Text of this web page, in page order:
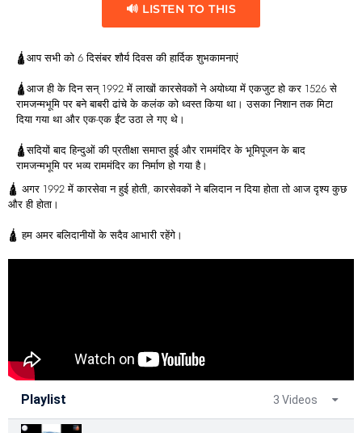
🔊 LISTEN TO THIS
🛕आप सभी को 6 दिसंबर शौर्य दिवस की हार्दिक शुभकामनाएं
🛕आज ही के दिन सन् 1992 में लाखों कारसेवकों ने अयोध्या में एकजुट हो कर 1526 से
रामजन्मभूमि पर बने बाबरी ढांचे के कलंक को ध्वस्त किया था। उसका निशान तक मिटा
दिया गया था और एक-एक ईंट उठा ले गए थे।
🛕सदियों बाद हिन्दुओं की प्रतीक्षा समाप्त हुई और राममंदिर के भूमिपूजन के बाद
रामजन्मभूमि पर भव्य राममंदिर का निर्माण हो गया है।
🛕 अगर 1992 में कारसेवा न हुई होती, कारसेवकों ने बलिदान न दिया होता तो आज दृश्य कुछ
और ही होता।
🛕 हम अमर बलिदानीयों के सदैव आभारी रहेंगे।
Playlist 3 Videos